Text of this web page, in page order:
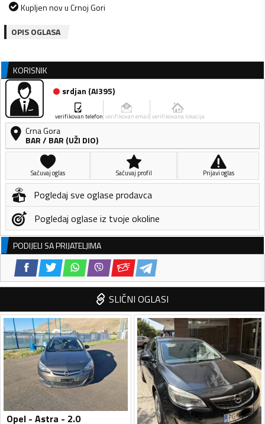
Kupljen nov u Crnoj Gori
OPIS OGLASA
KORISNIK
srdjan (AI395)
verifikovan telefon verifikovan email verifikovana lokacija
Crna Gora
BAR/ BAR (UŽI DIO)
Sačuvaj oglas Sačuvaj profil Prijavi oglas
Pogledaj sve oglase prodavca
Pogledaj oglase iz tvoje okoline
PODIJELI SA PRIJATELJIMA
SLIČNI OGLASI
Opel - Astra - 2.0